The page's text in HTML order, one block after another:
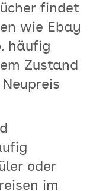
findet
wie Ebay
häufig
Zustand
oder
im